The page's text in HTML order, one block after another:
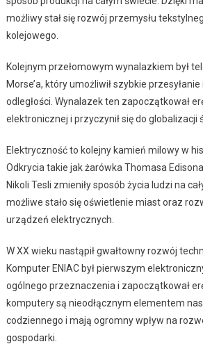
możliwy stał się rozwój przemysłu
kolejowego.
Kolejnym przełomowym wynalazkiem był
Morse’a, który umożliwił szybkie
odległości. Wynalazek ten zapoczątkował
elektronicznej i przyczynił się do globalizacji
Elektryczność to kolejny kamień milowy w
Odkrycia takie jak żarówka Thomasa
Nikoli Tesli zmieniły sposób życia ludzi na
możliwe stało się oświetlenie miast oraz
urządzeń elektrycznych.
W XX wieku nastąpił gwałtowny rozwój
Komputer ENIAC był pierwszym
ogólnego przeznaczenia i zapoczątkował
komputery są nieodłącznym elementem
codziennego i mają ogromny wpływ na
gospodarki.